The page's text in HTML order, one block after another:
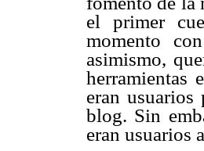
el primer
momento
asimismo,
herramientas
eran
blog. Sin
eran usuarios